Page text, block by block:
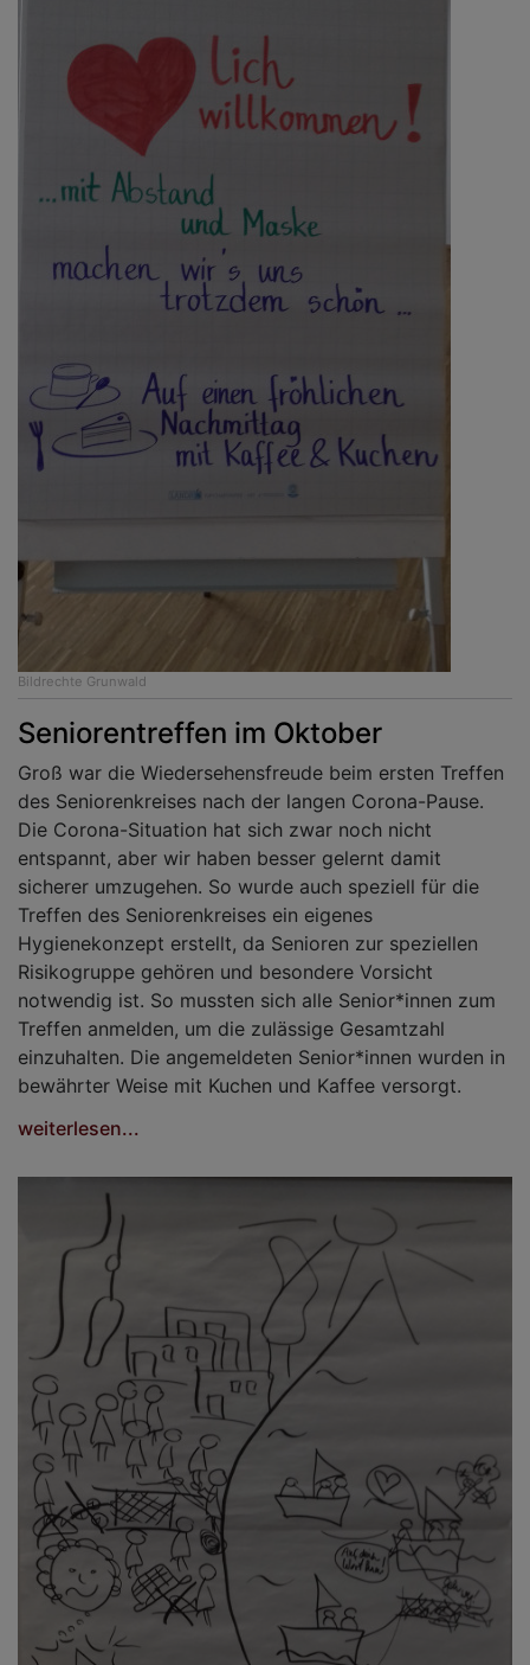
Bildrechte Grunwald
Seniorentreffen im Oktober
Groß war die Wiedersehensfreude beim ersten Treffen
des Seniorenkreises nach der langen Corona-Pause.
Die Corona-Situation hat sich zwar noch nicht
entspannt, aber wir haben besser gelernt damit
sicherer umzugehen. So wurde auch speziell für die
Treffen des Seniorenkreises ein eigenes
Hygienekonzept erstellt, da Senioren zur speziellen
Risikogruppe gehören und besondere Vorsicht
notwendig ist. So mussten sich alle Senior*innen zum
Treffen anmelden, um die zulässige Gesamtzahl
einzuhalten. Die angemeldeten Senior*innen wurden in
bewährter Weise mit Kuchen und Kaffee versorgt.
weiterlesen...